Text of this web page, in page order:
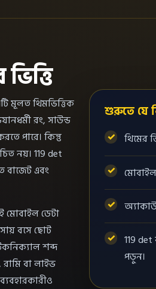
মূলত থিমভিত্তিক
রং, সাউন্ড
পারে। কিন্তু
নয়। 119 det
বাজেট এবং
মোবাইল ডেটা
বসে ছোট
শব্দ
রামি বা লাইভ
শুরুতে যে
থিমের
মোবাইল
119
পড়ুন।